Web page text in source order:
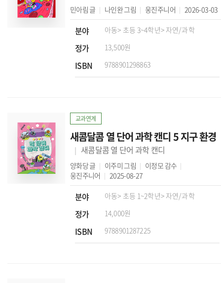
민아림 글 나인완그림 웅진주니어 2026-03-03
분야 아동> 초등 3~4학년> 자연/과학
정가 13,500원
ISBN 9788901298863
교과연계
새콤달콤 열 단어 과학 캔디 5 지구 환경
새콤달콤 열 단어 과학 캔디
양화당글 이주미그림 이정모 감수
웅진주니어
2025-08-27
분야 아동> 초등 1~2학년> 자연/과학
정가 14,000원
ISBN 9788901287225